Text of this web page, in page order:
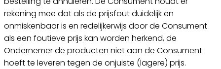
rekening mee dat als de prijsfout duidelijk en
onmiskenbaar is en redelijkerwijs door de Consument
als een foutieve prijs kan worden herkend, de
Ondernemer de producten niet aan de Consument
hoeft te leveren tegen de onjuiste (lagere) prijs.